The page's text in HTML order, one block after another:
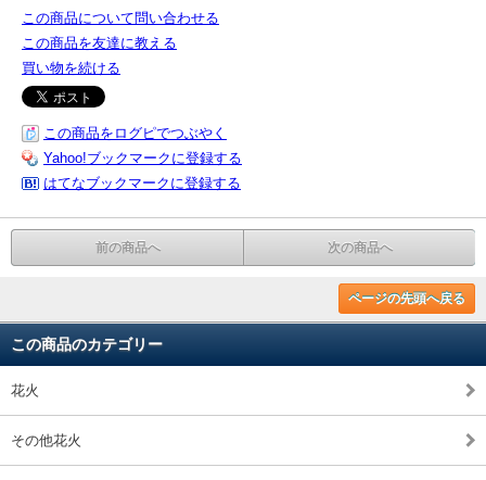
この商品について問い合わせる
この商品を友達に教える
買い物を続ける
この商品をログピでつぶやく
Yahoo!ブックマークに登録する
はてなブックマークに登録する
前の商品へ 次の商品へ
ページの先頭へ戻る
この商品のカテゴリー
花火
その他花火